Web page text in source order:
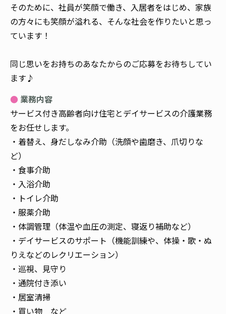
そのために、社員が笑顔で働き、入居者をはじめ、家族
の方々にも笑顔が溢れる、そんな社会を作りたいと思っ
ています！
同じ思いをお持ちのあなたからのご応募をお待ちしてい
ます♪
業務内容
サービス付き高齢者向け住宅とデイサービスの介護業務
をお任せします。
・着替え、身だしなみ介助（洗顔や歯磨き、爪切りな
ど）
・食事介助
・入浴介助
・トイレ介助
・服薬介助
・体調管理（体温や血圧の測定、寝返り補助など）
・デイサービスのサポート（機能訓練や、体操・歌・ぬ
りえなどのレクリエーション）
・巡視、見守り
・通院付き添い
・居室清掃
・買い物 など